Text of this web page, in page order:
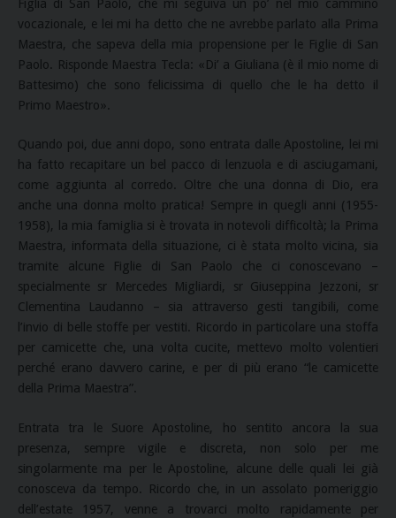
Figlia di San Paolo, che mi seguiva un po’ nel mio cammino
vocazionale, e lei mi ha detto che ne avrebbe parlato alla Prima
Maestra, che sapeva della mia propensione per le Figlie di San
Paolo. Risponde Maestra Tecla: «Di’ a Giuliana (è il mio nome di
Battesimo) che sono felicissima di quello che le ha detto il
Primo Maestro».
Quando poi, due anni dopo, sono entrata dalle Apostoline, lei mi
ha fatto recapitare un bel pacco di lenzuola e di asciugamani,
come aggiunta al corredo. Oltre che una donna di Dio, era
anche una donna molto pratica! Sempre in quegli anni (1955-
1958), la mia famiglia si è trovata in notevoli difficoltà; la Prima
Maestra, informata della situazione, ci è stata molto vicina, sia
tramite alcune Figlie di San Paolo che ci conoscevano –
specialmente sr Mercedes Migliardi, sr Giuseppina Jezzoni, sr
Clementina Laudanno – sia attraverso gesti tangibili, come
l’invio di belle stoffe per vestiti. Ricordo in particolare una stoffa
per camicette che, una volta cucite, mettevo molto volentieri
perché erano davvero carine, e per di più erano “le camicette
della Prima Maestra”.
Entrata tra le Suore Apostoline, ho sentito ancora la sua
presenza, sempre vigile e discreta, non solo per me
singolarmente ma per le Apostoline, alcune delle quali lei già
conosceva da tempo. Ricordo che, in un assolato pomeriggio
dell’estate 1957, venne a trovarci molto rapidamente per